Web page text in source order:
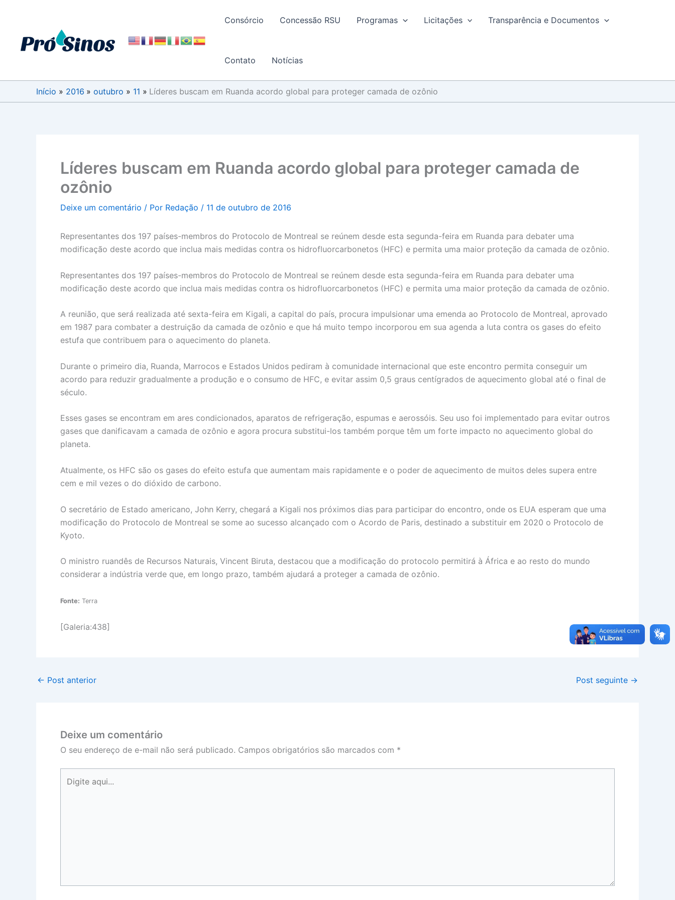
conteúdo
Consórcio Concessão RSU Programas Licitações Transparência e Documentos
Contato Notícias
Início 2016 outubro 11 Líderes buscam em Ruanda acordo global para proteger camada de ozônio
Líderes buscam em Ruanda acordo global para proteger camada de
ozônio
Deixe um comentário / Por Redação / 11 de outubro de 2016
Representantes dos 197 países-membros do Protocolo de Montreal se reúnem desde esta segunda-feira em Ruanda para debater uma
modificação deste acordo que inclua mais medidas contra os hidrofluorcarbonetos (HFC) e permita uma maior proteção da camada de ozônio.
Representantes dos 197 países-membros do Protocolo de Montreal se reúnem desde esta segunda-feira em Ruanda para debater uma
modificação deste acordo que inclua mais medidas contra os hidrofluorcarbonetos (HFC) e permita uma maior proteção da camada de ozônio.
A reunião, que será realizada até sexta-feira em Kigali, a capital do país, procura impulsionar uma emenda ao Protocolo de Montreal, aprovado
em 1987 para combater a destruição da camada de ozônio e que há muito tempo incorporou em sua agenda a luta contra os gases do efeito
estufa que contribuem para o aquecimento do planeta.
Durante o primeiro dia, Ruanda, Marrocos e Estados Unidos pediram à comunidade internacional que este encontro permita conseguir um
acordo para reduzir gradualmente a produção e o consumo de HFC, e evitar assim 0,5 graus centígrados de aquecimento global até o final de
século.
Esses gases se encontram em ares condicionados, aparatos de refrigeração, espumas e aerossóis. Seu uso foi implementado para evitar outros
gases que danificavam a camada de ozônio e agora procura substitui-los também porque têm um forte impacto no aquecimento global do
planeta.
Atualmente, os HFC são os gases do efeito estufa que aumentam mais rapidamente e o poder de aquecimento de muitos deles supera entre
cem e mil vezes o do dióxido de carbono.
O secretário de Estado americano, John Kerry, chegará a Kigali nos próximos dias para participar do encontro, onde os EUA esperam que uma
modificação do Protocolo de Montreal se some ao sucesso alcançado com o Acordo de Paris, destinado a substituir em 2020 o Protocolo de
Kyoto.
O ministro ruandês de Recursos Naturais, Vincent Biruta, destacou que a modificação do protocolo permitirá à África e ao resto do mundo
considerar a indústria verde que, em longo prazo, também ajudará a proteger a camada de ozônio.
Fonte: Terra
[Galeria:438]
← Post anterior Post seguinte →
Deixe um comentário
O seu endereço de e-mail não será publicado. Campos obrigatórios são marcados com *
aqui...